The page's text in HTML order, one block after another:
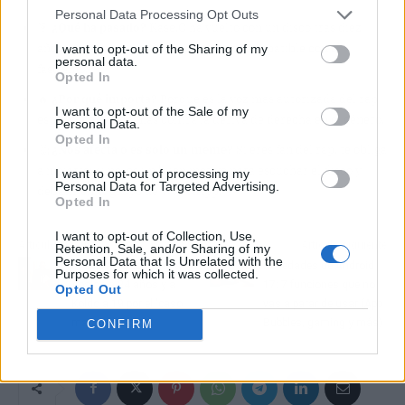
Personal Data Processing Opt Outs
I want to opt-out of the Sharing of my
personal data.
Opted In
I want to opt-out of the Sale of my
Personal Data.
Opted In
I want to opt-out of processing my
Personal Data for Targeted Advertising.
Opted In
I want to opt-out of Collection, Use,
Retention, Sale, and/or Sharing of my
Personal Data that Is Unrelated with the
Purposes for which it was collected.
Opted Out
CONFIRM
años y ha sentenciado que el rap es incompatible con el
fascismo.
español cerrando filas contra la deriva de derecha en el género.
¿Nos afecta o es solo un meme?
a mojarte; si no, es un buen motivo para escuchar el disco y
debatir en el grupo de WhatsApp.
Artículo anterior
El Supremo condena a
Ábalos a 24 años y a
mascarillas'
Artículo siguiente
Novedades de Android